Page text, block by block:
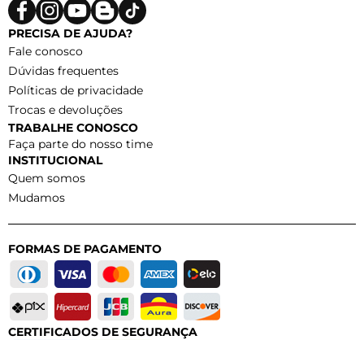
PRECISA DE AJUDA?
Fale conosco
Dúvidas frequentes
Políticas de privacidade
Trocas e devoluções
TRABALHE CONOSCO
Faça parte do nosso time
INSTITUCIONAL
Quem somos
Mudamos
FORMAS DE PAGAMENTO
CERTIFICADOS DE SEGURANÇA